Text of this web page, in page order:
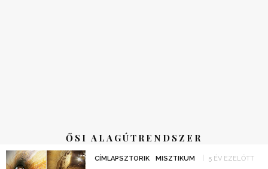
ŐSI ALAGÚTRENDSZER
CÍMLAPSZTORIK MISZTIKUM 5 ÉV EZELŐTT